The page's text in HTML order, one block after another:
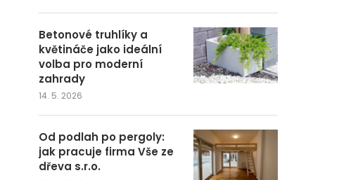
Betonové truhlíky a
květináče jako ideální
volba pro moderní
zahrady
14. 5. 2026
Od podlah po pergoly:
jak pracuje firma Vše ze
dřeva s.r.o.